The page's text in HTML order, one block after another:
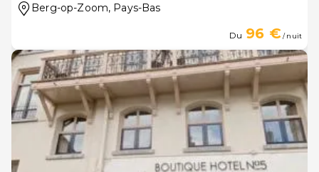
Berg-op-Zoom, Pays-Bas
Du 96 €/ nuit